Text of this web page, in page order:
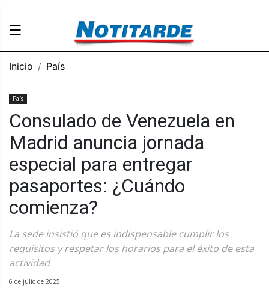
☰
Inicio País
País
Consulado de Venezuela en
Madrid anuncia jornada
especial para entregar
pasaportes: ¿Cuándo
comienza?
La sede insistió que es indispensable cumplir los
requisitos y respetar los horarios para el éxito de esta
actividad
6 de julio de 2025